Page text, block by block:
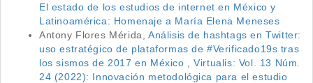
El estado de los estudios de internet en México y
Latinoamérica: Homenaje a María Elena Meneses
Antony Flores Mérida, Análisis de hashtags en Twitter:
uso estratégico de plataformas de #Verificado19s tras
los sismos de 2017 en México
,Virtualis: Vol. 13 Núm.
24 (2022): Innovación metodológica para el estudio